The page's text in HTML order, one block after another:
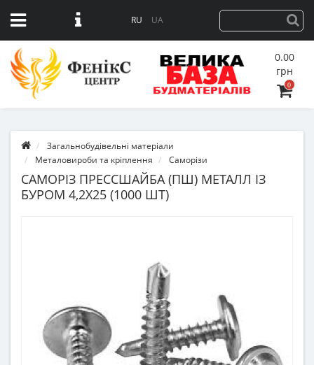
RU UA
0.00
грн
0
Загальнобудівельні матеріали
Металовироби та кріплення
Саморізи
САМОРІЗ ПРЕССШАЙБА (ПШ) МЕТАЛЛ ІЗ
БУРОМ 4,2Х25 (1000 ШТ)